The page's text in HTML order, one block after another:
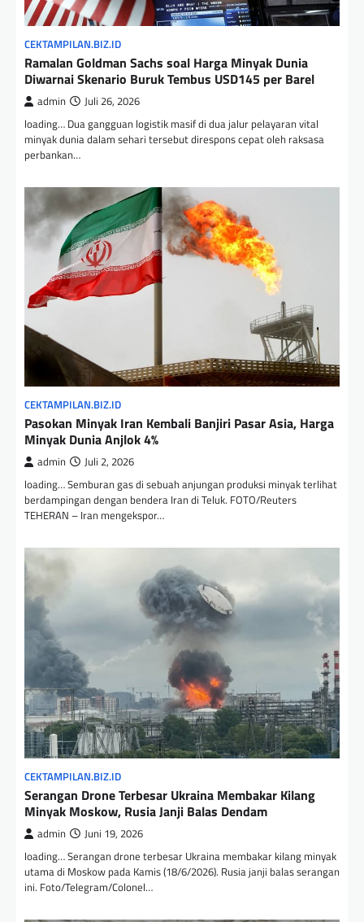
CEKTAMPILAN.BIZ.ID
Ramalan Goldman Sachs soal Harga Minyak Dunia
Diwarnai Skenario Buruk Tembus USD145 per Barel
admin Juli 26, 2026
loading… Dua gangguan logistik masif di dua jalur pelayaran vital
minyak dunia dalam sehari tersebut direspons cepat oleh raksasa
perbankan…
CEKTAMPILAN.BIZ.ID
Pasokan Minyak Iran Kembali Banjiri Pasar Asia, Harga
Minyak Dunia Anjlok 4%
admin Juli 2, 2026
loading… Semburan gas di sebuah anjungan produksi minyak terlihat
berdampingan dengan bendera Iran di Teluk. FOTO/Reuters
TEHERAN – Iran mengekspor…
CEKTAMPILAN.BIZ.ID
Serangan Drone Terbesar Ukraina Membakar Kilang
Minyak Moskow, Rusia Janji Balas Dendam
admin Juni 19, 2026
loading… Serangan drone terbesar Ukraina membakar kilang minyak
utama di Moskow pada Kamis (18/6/2026). Rusia janji balas serangan
ini. Foto/Telegram/Colonel…